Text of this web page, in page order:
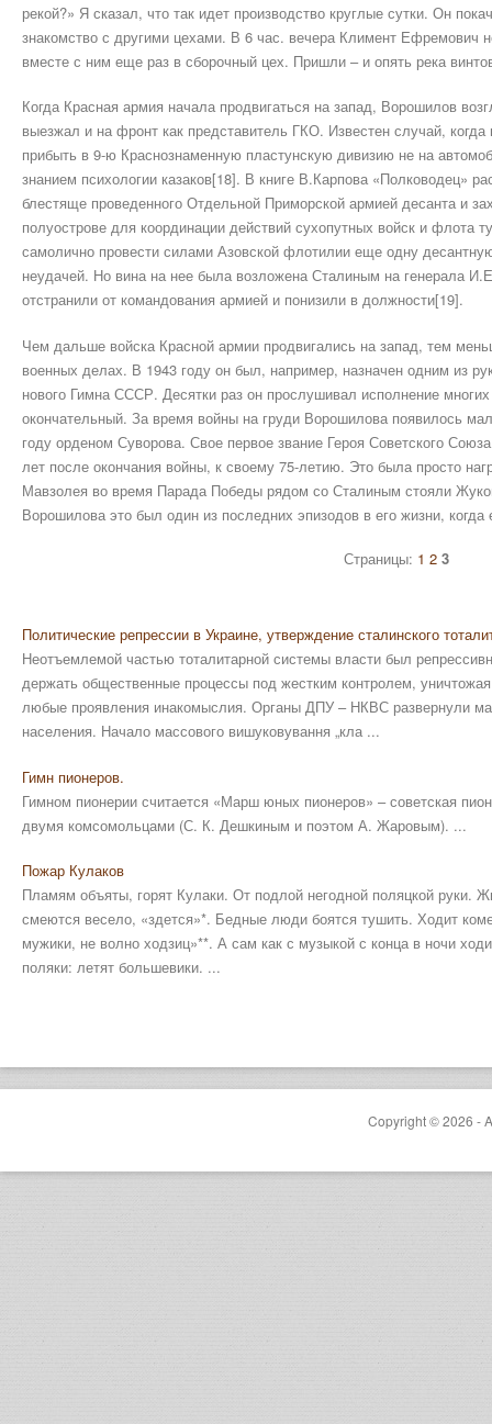
рекой?» Я сказал, что так идет производство круглые сутки. Он
знакомство с другими цехами. В 6 час. вечера Климент Ефремович
вместе с ним еще раз в сборочный цех. Пришли – и опять река
Когда Красная армия начала продвигаться на запад, Ворошилов
выезжал и на фронт как представитель ГКО. Известен случай,
прибыть в 9-ю Краснознаменную пластунскую дивизию не на
знанием психологии казаков[18]. В книге В.Карпова «Полководец»
блестяще проведенного Отдельной Приморской армией десанта и
полуострове для координации действий сухопутных войск и флота
самолично провести силами Азовской флотилии еще одну
неудачей. Но вина на нее была возложена Сталиным на генерала
отстранили от командования армией и понизили в должности[19].
Чем дальше войска Красной армии продвигались на запад, тем
военных делах. В 1943 году он был, например, назначен одним из
нового Гимна СССР. Десятки раз он прослушивал исполнение
окончательный. За время войны на груди Ворошилова появилось
году орденом Суворова. Свое первое звание Героя Советского
лет после окончания войны, к своему 75-летию. Это была просто
Мавзолея во время Парада Победы рядом со Сталиным стояли
Ворошилова это был один из последних эпизодов в его жизни,
Страницы: 1 2 3
Политические репрессии в Украине, утверждение сталинского
Неотъемлемой частью тоталитарной системы власти был
держать общественные процессы под жестким контролем,
любые проявления инакомыслия. Органы ДПУ – НКВС развернули
населения. Начало массового вишуковування „кла ...
Гимн пионеров.
Гимном пионерии считается «Марш юных пионеров» – советская
двумя комсомольцами (С. К. Дешкиным и поэтом А. Жаровым). ...
Пожар Кулаков
Пламям объяты, горят Кулаки. От подлой негодной поляцкой руки.
смеются весело, «здется»*. Бедные люди боятся тушить. Ходит
мужики, не волно ходзиц»**. А сам как с музыкой с конца в ночи
поляки: летят большевики. ...
Copyright © 2026 -